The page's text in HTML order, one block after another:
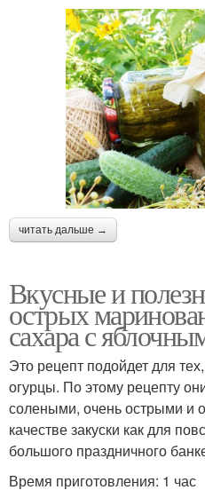
читать дальше →
Вкусные и
острых
сахара с
Это рецепт подойдет для
огурцы. По этому рецепту
солеными, очень острыми и
качестве закуски как для
большого праздничного
Время приготовления: 1 час